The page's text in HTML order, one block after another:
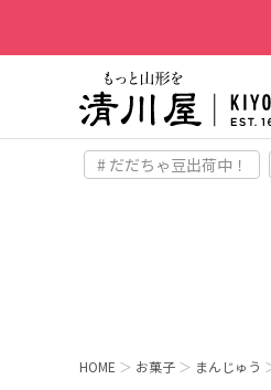
# だだちゃ豆出荷中！
HOME お菓子 まんじゅう